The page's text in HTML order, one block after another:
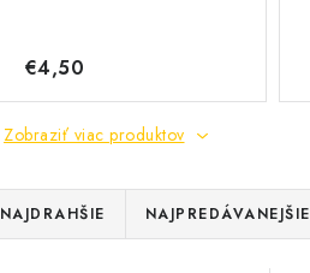
€4,50
Zobraziť viac produktov
NAJDRAHŠIE NAJPREDÁVANEJŠIE